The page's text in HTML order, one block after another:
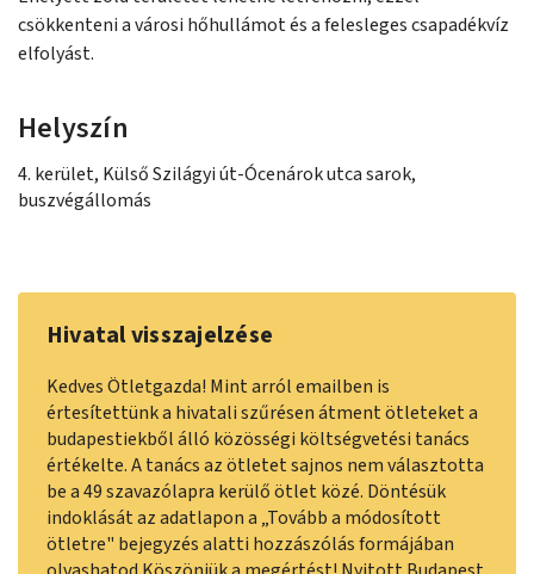
csökkenteni a városi hőhullámot és a felesleges csapadékvíz
elfolyást.
Helyszín
4. kerület, Külső Szilágyi út-Ócenárok utca sarok,
buszvégállomás
Hivatal visszajelzése
Kedves Ötletgazda! Mint arról emailben is
értesítettünk a hivatali szűrésen átment ötleteket a
budapestiekből álló közösségi költségvetési tanács
értékelte. A tanács az ötletet sajnos nem választotta
be a 49 szavazólapra kerülő ötlet közé. Döntésük
indoklását az adatlapon a „Tovább a módosított
ötletre" bejegyzés alatti hozzászólás formájában